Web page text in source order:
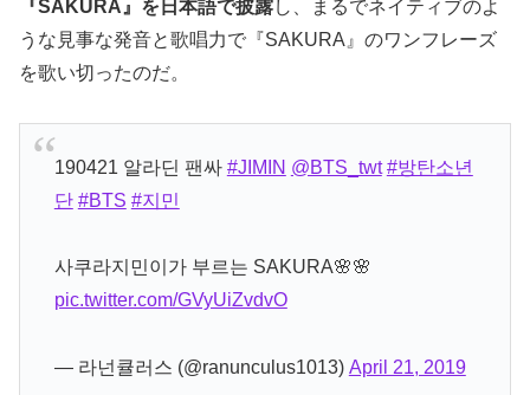
『SAKURA』を日本語で披露し、まるでネイティブのよ
うな見事な発音と歌唱力で『SAKURA』のワンフレーズ
を歌い切ったのだ。
190421 알라딘 팬싸 #JIMIN @BTS_twt #방탄소년
단 #BTS #지민
사쿠라지민이가 부르는 SAKURA🌸🌸
pic.twitter.com/GVyUiZvdvO
— 라넌큘러스 (@ranunculus1013) April 21, 2019